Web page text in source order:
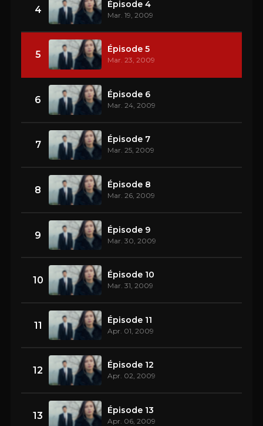
4 Épisode 4
Mar. 19, 2009
5 Épisode 5
Mar. 23, 2009
6 Épisode 6
Mar. 24, 2009
7 Épisode 7
Mar. 25, 2009
8 Épisode 8
Mar. 26, 2009
9 Épisode 9
Mar. 30, 2009
10 Épisode 10
Mar. 31, 2009
11 Épisode 11
Apr. 01, 2009
12 Épisode 12
Apr. 02, 2009
13 Épisode 13
Apr. 06, 2009